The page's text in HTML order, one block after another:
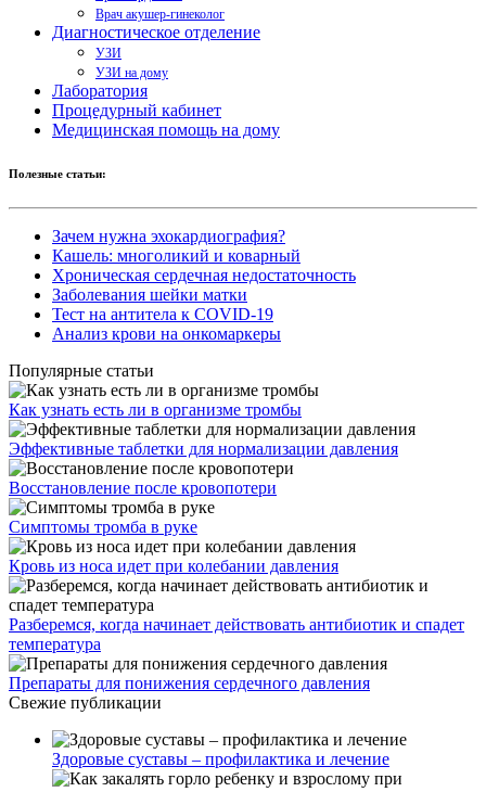
Врач акушер-гинеколог
Диагностическое отделение
УЗИ
УЗИ на дому
Лаборатория
Процедурный кабинет
Медицинская помощь на дому
Полезные статьи:
Зачем нужна эхокардиография?
Кашель: многоликий и коварный
Хроническая сердечная недостаточность
Заболевания шейки матки
Тест на антитела к COVID-19
Анализ крови на онкомаркеры
Популярные статьи
Как узнать есть ли в организме тромбы
Эффективные таблетки для нормализации давления
Восстановление после кровопотери
Симптомы тромба в руке
Кровь из носа идет при колебании давления
Разберемся, когда начинает действовать антибиотик и спадет
температура
Препараты для понижения сердечного давления
Свежие публикации
Здоровые суставы – профилактика и лечение